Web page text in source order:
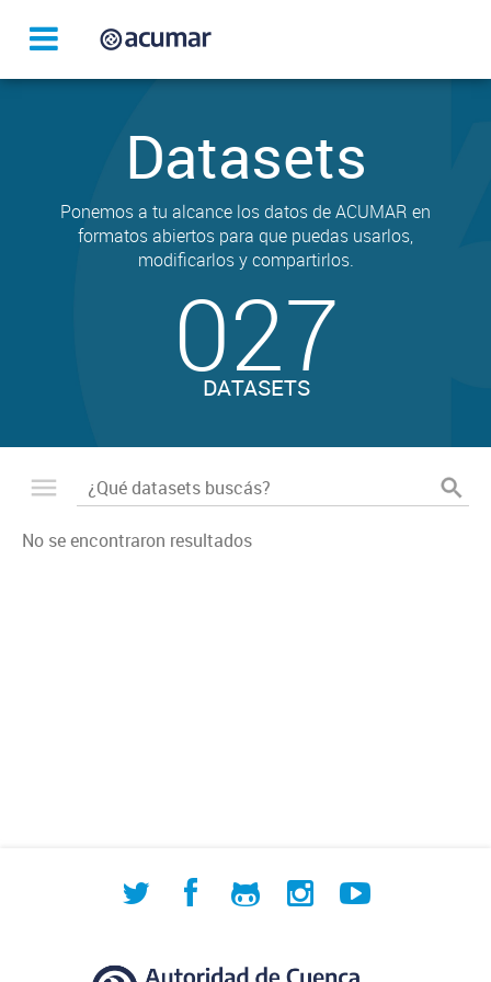
Datasets
Ponemos a tu alcance los datos de ACUMAR en
formatos abiertos para que puedas usarlos,
modificarlos y compartirlos.
027
DATASETS
No se encontraron resultados